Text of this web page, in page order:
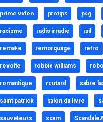
prime video protips psg
racisme radis irradie rail
remake remorquage retro
revolte robbie williams
romantique routard sabre
saint patrick salon du livre
sauveteurs scam